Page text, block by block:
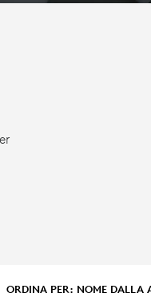
ORDINA PER : NOME DALLA